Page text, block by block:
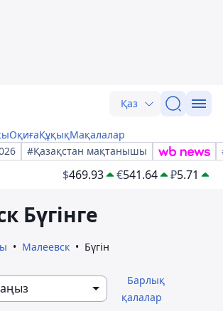
Қаз
ОқиғаҚұқықМақалалар
#Қазақстан мақтанышы
$469.93 €541.64 ₽5.71
Бүгінге
Малеевск Бүгін
Барлық
қалалар